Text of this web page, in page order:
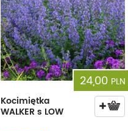
24,00 PLN
Kocimiętka
WALKER s LOW